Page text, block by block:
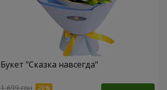
Букет "Сказка навсегда"
1 699 грн